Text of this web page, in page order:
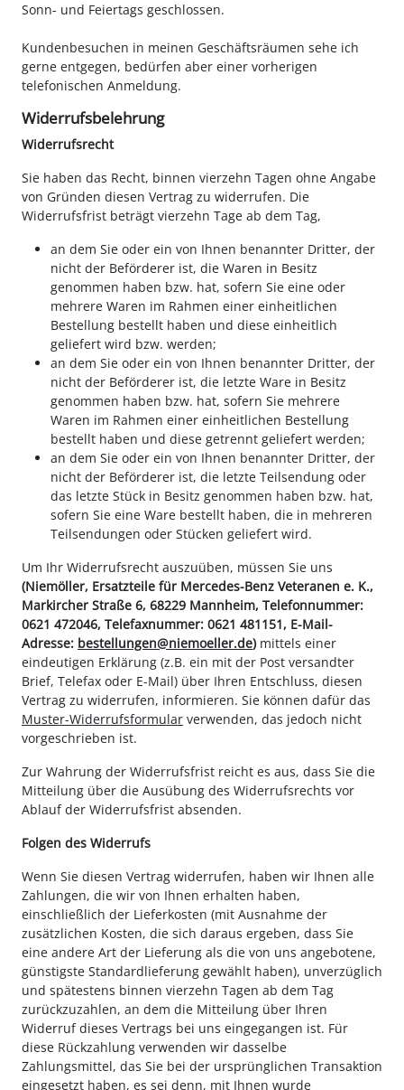
Sonn- und Feiertags geschlossen.
Kundenbesuchen in meinen Geschäftsräumen sehe ich
gerne entgegen, bedürfen aber einer vorherigen
telefonischen Anmeldung.
Widerrufsbelehrung
Widerrufsrecht
Sie haben das Recht, binnen vierzehn Tagen ohne Angabe
von Gründen diesen Vertrag zu widerrufen. Die
Widerrufsfrist beträgt vierzehn Tage ab dem Tag,
an dem Sie oder ein von Ihnen benannter Dritter, der
nicht der Beförderer ist, die Waren in Besitz
genommen haben bzw. hat, sofern Sie eine oder
mehrere Waren im Rahmen einer einheitlichen
Bestellung bestellt haben und diese einheitlich
geliefert wird bzw. werden;
an dem Sie oder ein von Ihnen benannter Dritter, der
nicht der Beförderer ist, die letzte Ware in Besitz
genommen haben bzw. hat, sofern Sie mehrere
Waren im Rahmen einer einheitlichen Bestellung
bestellt haben und diese getrennt geliefert werden;
an dem Sie oder ein von Ihnen benannter Dritter, der
nicht der Beförderer ist, die letzte Teilsendung oder
das letzte Stück in Besitz genommen haben bzw. hat,
sofern Sie eine Ware bestellt haben, die in mehreren
Teilsendungen oder Stücken geliefert wird.
Um Ihr Widerrufsrecht auszuüben, müssen Sie uns
(Niemöller, Ersatzteile für Mercedes-Benz Veteranen e. K.,
Markircher Straße 6, 68229 Mannheim, Telefonnummer:
0621 472046, Telefaxnummer: 0621 481151, E-Mail-
Adresse: bestellungen@niemoeller.de) mittels einer
eindeutigen Erklärung (z.B. ein mit der Post versandter
Brief, Telefax oder E-Mail) über Ihren Entschluss, diesen
Vertrag zu widerrufen, informieren. Sie können dafür das
Muster-Widerrufsformular verwenden, das jedoch nicht
vorgeschrieben ist.
Zur Wahrung der Widerrufsfrist reicht es aus, dass Sie die
Mitteilung über die Ausübung des Widerrufsrechts vor
Ablauf der Widerrufsfrist absenden.
Folgen des Widerrufs
Wenn Sie diesen Vertrag widerrufen, haben wir Ihnen alle
Zahlungen, die wir von Ihnen erhalten haben,
einschließlich der Lieferkosten (mit Ausnahme der
zusätzlichen Kosten, die sich daraus ergeben, dass Sie
eine andere Art der Lieferung als die von uns angebotene,
günstigste Standardlieferung gewählt haben), unverzüglich
und spätestens binnen vierzehn Tagen ab dem Tag
zurückzuzahlen, an dem die Mitteilung über Ihren
Widerruf dieses Vertrags bei uns eingegangen ist. Für
diese Rückzahlung verwenden wir dasselbe
Zahlungsmittel, das Sie bei der ursprünglichen Transaktion
eingesetzt haben, es sei denn, mit Ihnen wurde